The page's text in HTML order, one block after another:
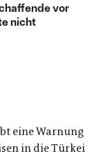
vor
nicht
eine Warnung
in die Türkei